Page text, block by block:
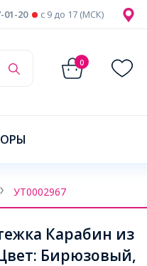
01-20 c 9 до 17 (МСК)
0
УТ0002967
Карабин из
Бирюзовый,